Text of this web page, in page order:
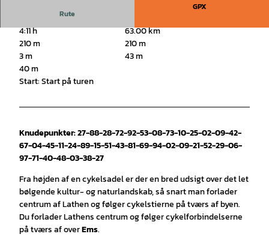
Rute
GPX
4:11 h
63.00 km
210 m
210 m
3 m
43 m
40 m
Start: Start på turen
Knudepunkter: 27-88-28-72-92-53-08-73-10-25-02-09-42-
67-04-45-11-24-89-15-51-43-81-69-94-02-09-21-52-29-06-
97-71-40-48-03-38-27
Fra højden af en cykelsadel er der en bred udsigt over det let
bølgende kultur- og naturlandskab, så snart man forlader
centrum af Lathen og følger cykelstierne på tværs af byen.
Du forlader Lathens centrum og følger cykelforbindelserne
på tværs af overEms.